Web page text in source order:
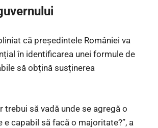
că președintele României va
în identificarea unei formule de
să obțină susținerea
trebui să vadă unde se agregă o
e capabil să facă o majoritate?”, a